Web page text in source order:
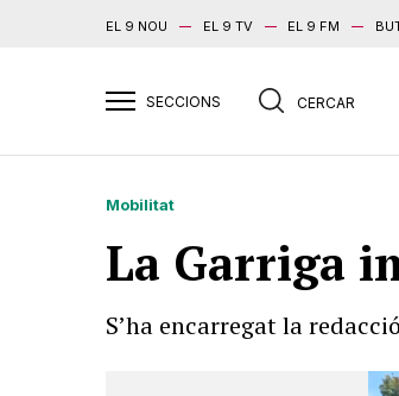
EL 9 NOU EL 9 TV EL 9 FM
Mobilitat
La Garriga
S’ha encarregat la